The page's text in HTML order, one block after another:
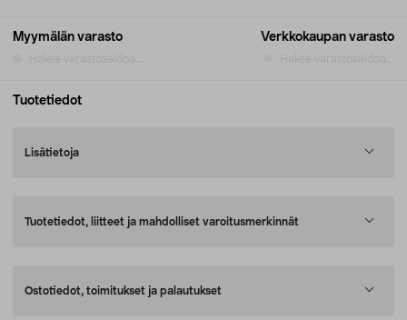
Myymälän varasto Verkkokaupan varasto
Tuotetiedot
Lisätietoja
Tuotetiedot, liitteet ja mahdolliset varoitusmerkinnät
Ostotiedot, toimitukset ja palautukset